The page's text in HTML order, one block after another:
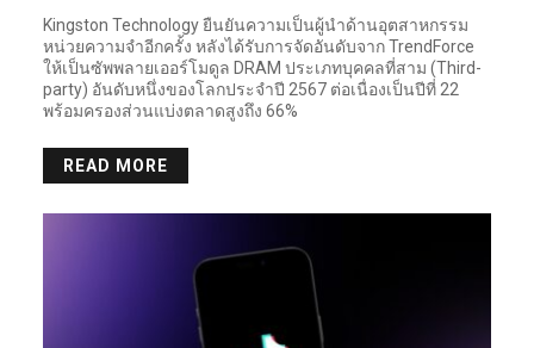
Kingston Technology ยืนยันความเป็นผู้นำด้านอุตสาหกรรม
หน่วยความจำอีกครั้ง หลังได้รับการจัดอันดับจาก TrendForce
ให้เป็นซัพพลายเออร์โมดูล DRAM ประเภทบุคคลที่สาม (Third-
party) อันดับหนึ่งของโลกประจำปี 2567 ต่อเนื่องเป็นปีที่ 22
พร้อมครองส่วนแบ่งตลาดสูงถึง 66%
READ MORE